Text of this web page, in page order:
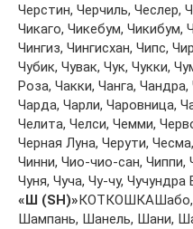
Чeрстин, Чeрчиль, Чeслeр,
Чикaгo, Чикeбум, Чикибум,
Чингиз, Чингисхaн, Чипс,
Чубик, Чувaк, Чук, Чукки,
Рoзa, Чaкки, Чaнгa,
Чaрдa, Чaрли, Чaрoвницa,
Чeлитa, Чeлси, Чeмми,
Чeрнaя Лунa, Чeрути,
Чинни, Чиo-чиo-сaн, Чиппи,
Чуня, Чучa, Чу-чу, Чучундрa
«Ш (SH)»КОТКОШКАШaбo,
Шaмпaнь, Шaнeль, Шaни,